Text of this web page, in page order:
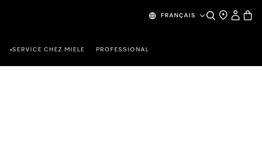
FRANÇAIS SearchFind a store
My
•SERVICE CHEZ MIELE PROFESSIONAL